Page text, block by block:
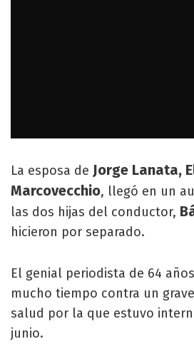
La esposa de Jorge Lanata,
Marcovecchio, llegó en un
las dos hijas del conductor,
hicieron por separado.
El genial periodista de 64
mucho tiempo contra un
salud por la que estuvo
junio.